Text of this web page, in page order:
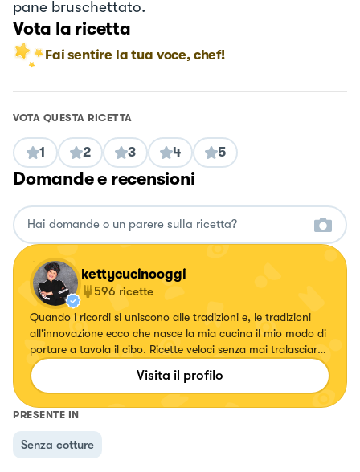
pane bruschettato.
Vota la ricetta
Fai sentire la tua voce, chef!
VOTA QUESTA RICETTA
1 2 3 4 5
Domande e recensioni
kettycucinooggi
596 ricette
Quando i ricordi si uniscono alle tradizioni e, le tradizioni
all'innovazione ecco che nasce la mia cucina il mio modo di
portare a tavola il cibo. Ricette veloci senza mai tralasciare
il gusto.
Visita il profilo
PRESENTE IN
Senza cotture